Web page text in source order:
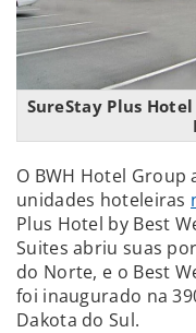
SureStay Plus
O BWH Hotel Group
unidades hoteleiras
Plus Hotel by Best
Suites abriu suas
do Norte, e o Best
foi inaugurado na
Dakota do Sul.